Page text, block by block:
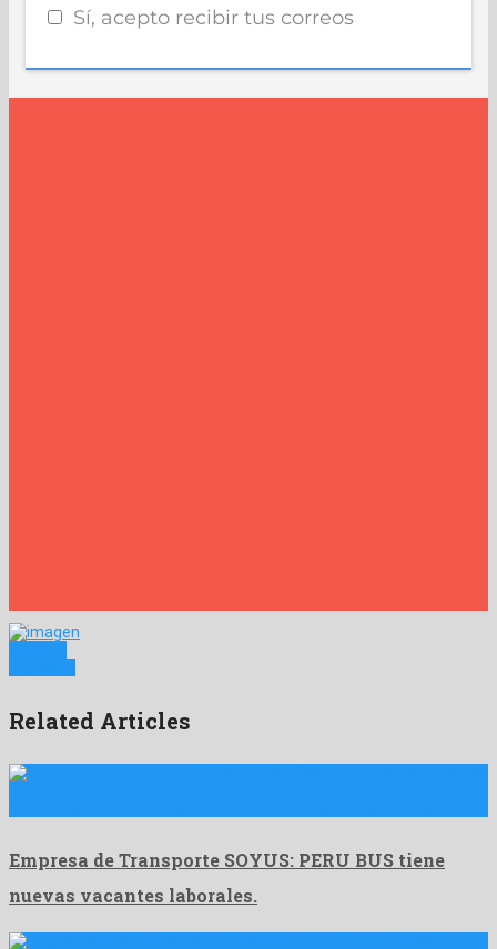
Related Articles
Empresa de Transporte SOYUS: PERU BUS tiene
nuevas vacantes laborales.